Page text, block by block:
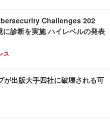
Challenges 202
診断を実施 ハイレベルの発表
ス
が出版大手四社に破壊される可